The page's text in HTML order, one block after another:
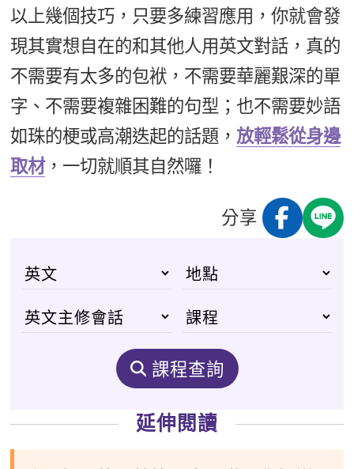
以上幾個技巧，只要多練習應用，你就會發
現其實想自在的和其他人用英文對話，真的
不需要有太多的包袱，不需要華麗艱深的單
字、不需要複雜困難的句型；也不需要妙語
如珠的梗或高潮迭起的話題， 放輕鬆從身邊
取材，一切就順其自然囉！
分享
課程查詢
延伸閱讀